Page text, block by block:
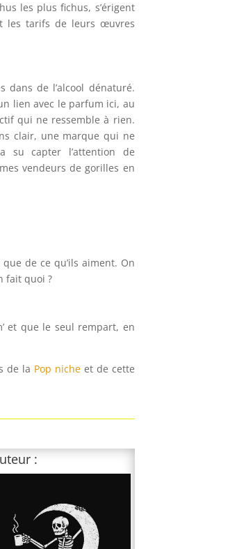
les plus fichus, s’érigent
les tarifs de leurs œuvres
dans de l’alcool dénaturé.
lien avec le parfum ici, au
qui ne ressemble à rien.
clair, une marque qui ne
su capter l’attention de
vendeurs de gorilles en
de ce qu’ils aiment. On
fait quoi ?
et que le seul rempart, en
de la Pop nicheet de cette
: